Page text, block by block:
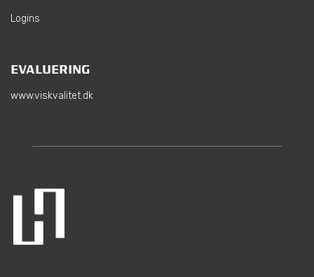
Logins
EVALUERING
www.viskvalitet.dk